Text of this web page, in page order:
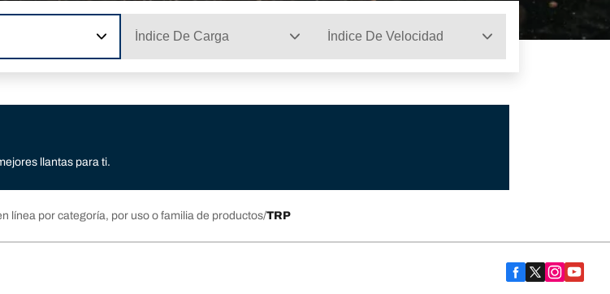
Índice De Carga Índice De Velocidad
llantas para ti.
línea por categoría, por uso o familia de productos TRP